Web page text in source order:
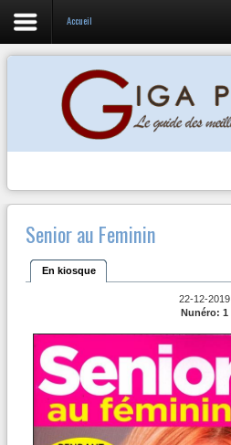
Accueil
Senior au Feminin
En kiosque
22-12-2019
Nunéro: 1